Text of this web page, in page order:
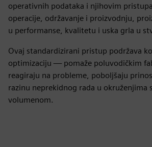
operativnih podataka i njihovim
operacije, održavanje i proizvodnju,
u performanse, kvalitetu i uska grla u
Ovaj standardizirani pristup podržava
optimizaciju — pomaže poluvodičkim
reagiraju na probleme, poboljšaju
razinu neprekidnog rada u okruženjima
volumenom.